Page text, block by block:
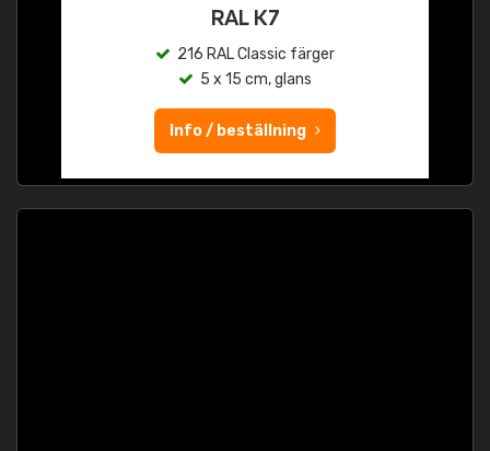
RAL K7
216 RAL Classic färger
5 x 15 cm, glans
Info / beställning